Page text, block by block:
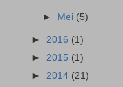
► Mei (5)
► 2016 (1)
► 2015 (1)
► 2014 (21)